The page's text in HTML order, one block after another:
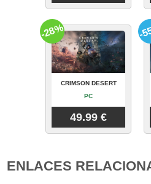
CRIMSON DESERT
PC
49.99 €
-28% -
ENLACES